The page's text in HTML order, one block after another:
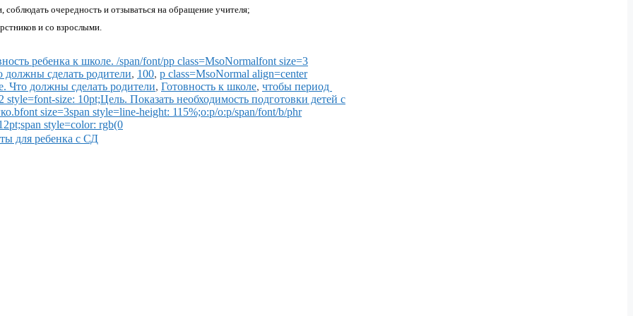
очередность и отзываться на обращение учителя;
и со взрослыми.
ребенка к школе. /span/font/pp class=MsoNormalfont size=3
сделать родители, 100, p class=MsoNormal align=center
Что должны сделать родители, Готовность к школе, чтобы период
size: 10pt;Цель. Показать необходимость подготовки детей с
size=3span style=line-height: 115%;o:p/o:p/span/font/b/phr
style=color: rgb(0
для ребенка с СД